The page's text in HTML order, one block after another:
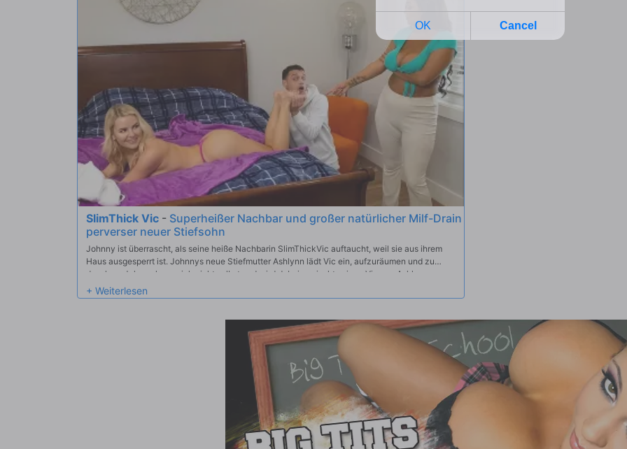
SlimThick Vic - Superheißer Nachbar und großer natürlicher Milf-Drain
perverser neuer Stiefsohn
Johnny ist überrascht, als seine heiße Nachbarin SlimThickVic auftaucht, weil sie aus ihrem
Haus ausgesperrt ist. Johnnys neue Stiefmutter Ashlynn lädt Vic ein, aufzuräumen und zu
duschen. Johnny kann sich nicht selbst und wird dabei erwischt, wie er Vic von Ashlynn
ausspioniert, die prompt versucht, ihn mit ihren großen Naturalien zu schlagen. Als Ashlynn
Johnny mit dem Nachbarn WIEDER nichts Gutes einholt, reicht nur ein geiler Dreier!